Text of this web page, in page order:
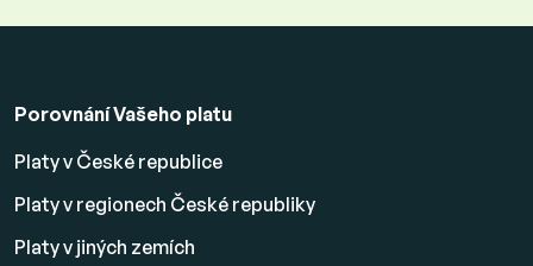
Porovnání Vašeho platu
Platy v České republice
Platy v regionech České republiky
Platy v jiných zemích